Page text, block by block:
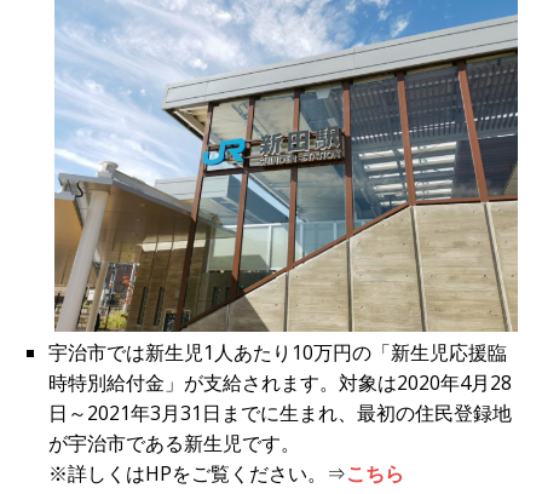
宇治市では新生児1人あたり10万円の「新生児応援臨
時特別給付金」が支給されます。対象は2020年4月28
日～2021年3月31日までに生まれ、最初の住民登録地
が宇治市である新生児です。
※詳しくはHPをご覧ください。⇒こちら